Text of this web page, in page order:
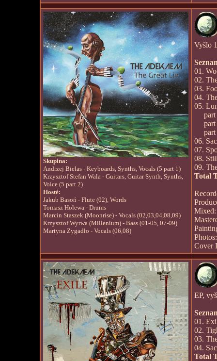
Skupina:
Andrzej Bielas - Keyboards, Synths, Vocals (5 part 1)
Krzysztof Stefan Wala - Guitars, Guitar Synth, Synths,
Voice (5 part 2)
Hosté:
Jakub Basoń - Flute (02), Words
Tomasz Holewa - Drums
Marcin Staszek (Moonrise) - Vocals (02,03,04,08,09)
Krzysztof Wyrwa (Millenium) - Bass (01-05, 07-09)
Martyna Zygadło - Vocals (06,08)
Vyšlo
01.
02.
03.
04.
05.
part
part
part
06.
07.
08.
09.
Total
Mixed:
Cover
EP,
01.
02.
03.
04.
Total